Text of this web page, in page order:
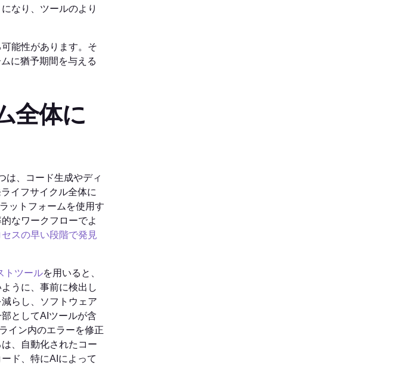
なり、ツールのより
能性があります。そ
に猶予期間を与える
全体に
は、コード生成やディ
イフサイクル全体に
ットフォームを使用す
なワークフローでよ
スの早い段階で発見
トツールを用いると、
うに、事前に検出し
らし、ソフトウェア
としてAIツールが含
イン内のエラーを修正
、自動化されたコー
ド、特にAIによって